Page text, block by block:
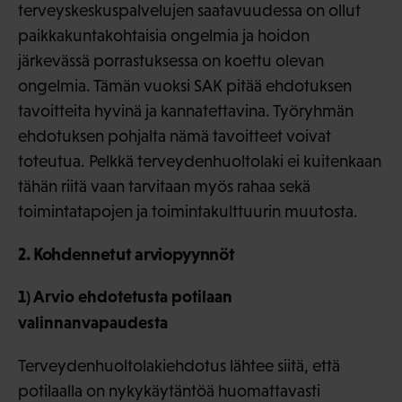
terveyskeskuspalvelujen saatavuudessa on ollut
paikkakuntakohtaisia ongelmia ja hoidon
järkevässä porrastuksessa on koettu olevan
ongelmia. Tämän vuoksi SAK pitää ehdotuksen
tavoitteita hyvinä ja kannatettavina. Työryhmän
ehdotuksen pohjalta nämä tavoitteet voivat
toteutua. Pelkkä terveydenhuoltolaki ei kuitenkaan
tähän riitä vaan tarvitaan myös rahaa sekä
toimintatapojen ja toimintakulttuurin muutosta.
2. Kohdennetut arviopyynnöt
1) Arvio ehdotetusta potilaan
valinnanvapaudesta
Terveydenhuoltolakiehdotus lähtee siitä, että
potilaalla on nykykäytäntöä huomattavasti